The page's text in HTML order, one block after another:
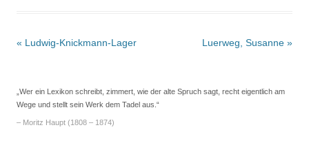
Beitrags-
« Ludwig-Knickmann-Lager Luerweg, Susanne »
„Wer ein Lexikon schreibt, zimmert, wie der alte Spruch sagt, recht eigentlich am
Wege und stellt sein Werk dem Tadel aus.“
– Moritz Haupt (1808 – 1874)